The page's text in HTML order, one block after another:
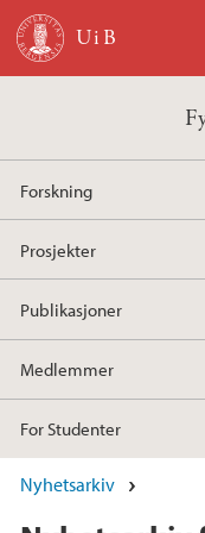
Hopp til hovedinnhold
Forskning
Prosjekter
Publikasjoner
Medlemmer
For Studenter
Nyhetsarkiv